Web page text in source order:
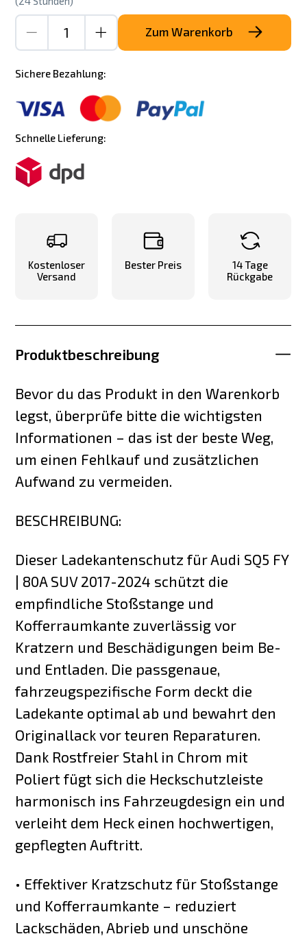
Zum Warenkorb
Sichere Bezahlung:
Schnelle Lieferung:
Kostenloser
Versand
Bester Preis
14 Tage
Rückgabe
Produktbeschreibung
Bevor du das Produkt in den Warenkorb
legst, überprüfe bitte die wichtigsten
Informationen – das ist der beste Weg,
um einen Fehlkauf und zusätzlichen
Aufwand zu vermeiden.
BESCHREIBUNG:
Dieser Ladekantenschutz für Audi SQ5 FY
| 80A SUV 2017-2024 schützt die
empfindliche Stoßstange und
Kofferraumkante zuverlässig vor
Kratzern und Beschädigungen beim Be-
und Entladen. Die passgenaue,
fahrzeugspezifische Form deckt die
Ladekante optimal ab und bewahrt den
Originallack vor teuren Reparaturen.
Dank Rostfreier Stahl in Chrom mit
Poliert fügt sich die Heckschutzleiste
harmonisch ins Fahrzeugdesign ein und
verleiht dem Heck einen hochwertigen,
gepflegten Auftritt.
• Effektiver Kratzschutz für Stoßstange
und Kofferraumkante – reduziert
Lackschäden, Abrieb und unschöne